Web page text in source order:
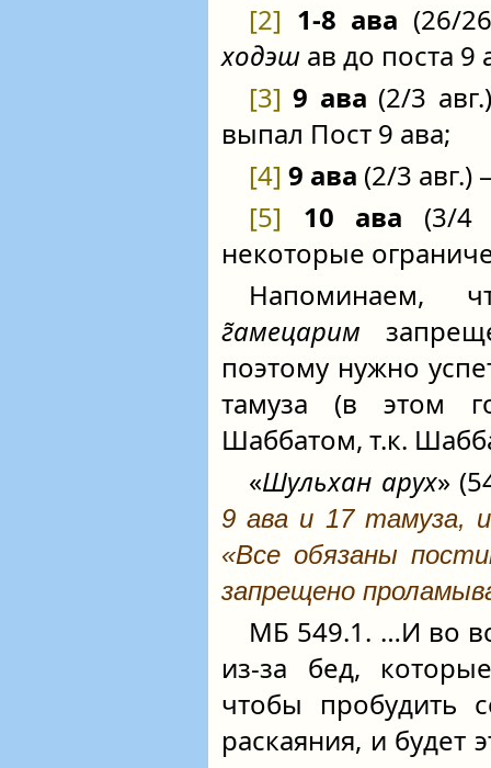
[2] 1-8 ава (26/
ходэш ав до поста 9
[3] 9 ава (2/3
выпал Пост 9 ава;
[4] 9 ава (2/3 авг.)
[5]
10 ава (3/4
некоторые
г̃амецарим
поэтому нужно
тамуза (в этом
Шаббатом, т.к.
«Шульхан арух»
9 ава и 17 тамуза,
«Все обязаны
запрещено
МБ 549.1. …И во
из-за бед,
чтобы пробудить
раскаяния, и